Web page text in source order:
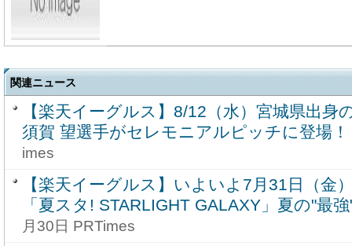
関連ニュース
【楽天イーグルス】8/12（水）宮城県出身
須賀 望選手がセレモニアルピッチに登場！
imes
【楽天イーグルス】いよいよ7月31日（金
「夏スタ! STARLIGHT GALAXY」夏の"最
月30日 PRTimes